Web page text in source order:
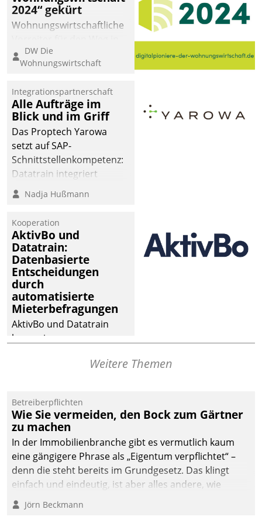
2024“ gekürt
Wohnungswirtschaftliche
eine digitale Zukunft zu
finden, ist das Ziel des
der
Wohnungswirtschaft“.
Bewerben können sich
dafür ein Team
bestehend aus
Wohnungsunternehmen
und PropTech.
DW Die
Wohnungswirtschaft
Integrationspartnerschaft
Alle Aufträge im
Blick und im Griff
Das Proptech Yarowa
setzt auf SAP-
Schnittstellenkompetenz:
Datatrain integriert
Yarowas Portal zur
Vergabe und Verwaltung
operativen
Instandhaltung in die
SAP-Systemlandschaft
deutscher
Wohnungsunternehmen
– und beschleunigt damit
den Weg vom
Mieteranliegen zum
Dienstleisterauftrag.
Nadja Hußmann
Kooperation
AktivBo und
Datatrain:
Datenbasierte
Entscheidungen
durch
automatisierte
Mieterbefragungen
AktivBo und Datatrain
kooperieren –
profitieren: Die nahtlose
Datatrain ermöglicht
automatisiert ausgelöste,
zielgerichtete
Mieterbefragungen – eine
starke Grundlage für
intelligente,
Entscheidungen.
Weitere Themen
Betreiberpflichten
Wie Sie vermeiden, den Bock zum Gärtner
zu machen
In der Immobilienbranche gibt es vermutlich kaum
eine gängigere Phrase als „Eigentum verpflichtet“ –
denn die steht bereits im Grundgesetz. Das klingt
einfach und eindeutig, ist aber alles andere, wie
Branchenbeschäftigte wissen. Denn mit der
Verantwortung folgen Verpflichtungen.
Jörn Beckmann